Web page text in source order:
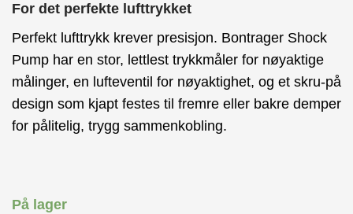
For det perfekte lufttrykket
Perfekt lufttrykk krever presisjon. Bontrager Shock
Pump har en stor, lettlest trykkmåler for nøyaktige
målinger, en lufteventil for nøyaktighet, og et skru-på
design som kjapt festes til fremre eller bakre demper
for pålitelig, trygg sammenkobling.
På lager